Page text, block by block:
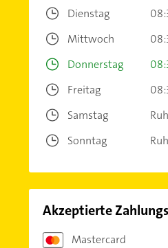
Dienstag
Mittwoch
Donnerstag
Freitag
Samstag
Sonntag
Akzeptierte
Mastercard